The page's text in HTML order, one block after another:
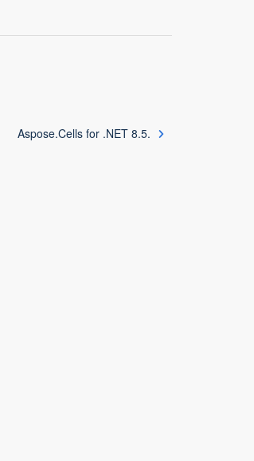
Aspose.Cells for .NET 8.5.